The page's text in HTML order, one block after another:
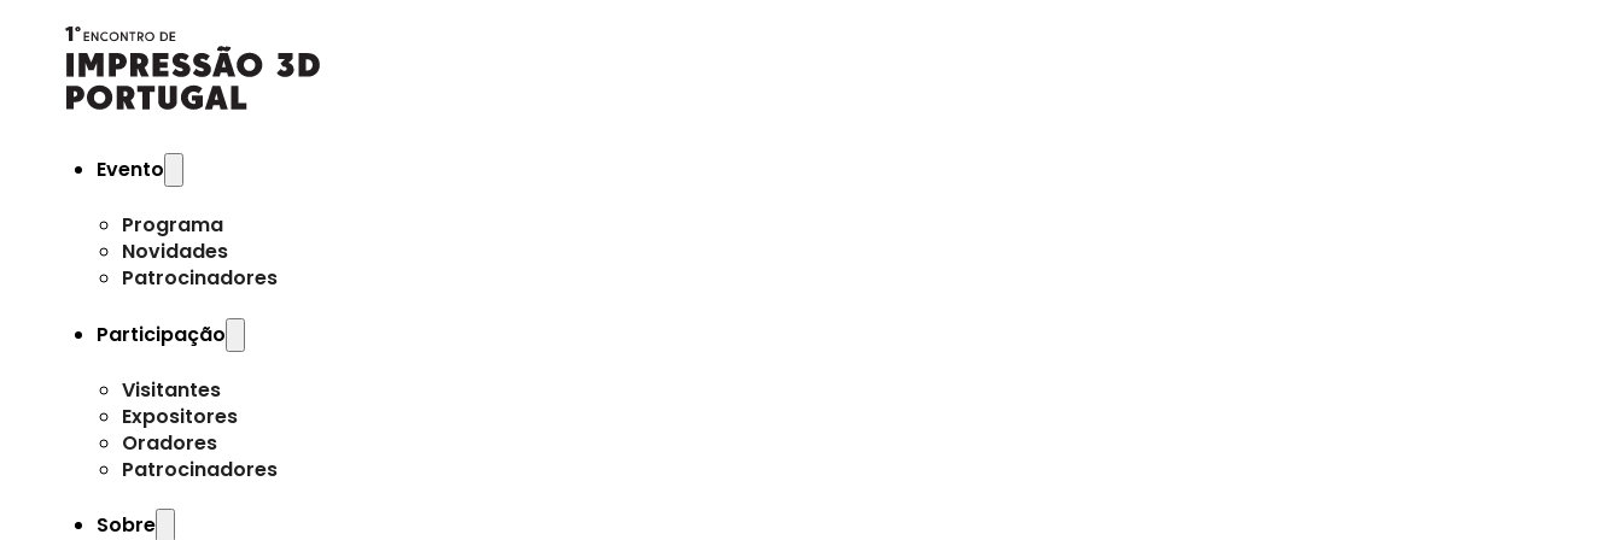
Evento
Programa
Novidades
Patrocinadores
Participação
Visitantes
Expositores
Oradores
Patrocinadores
Sobre